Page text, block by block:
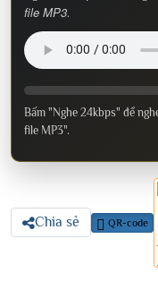
file MP3.
Bấm "Nghe 24kbps" để
file MP3".
Chia sẻ QR-code